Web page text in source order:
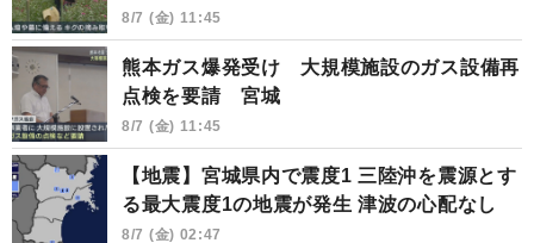
8/7 (金) 11:45
熊本ガス爆発受け 大規模施設のガス設備再
点検を要請 宮城
8/7 (金) 11:45
【地震】宮城県内で震度1 三陸沖を震源とす
る最大震度1の地震が発生 津波の心配なし
8/7 (金) 02:47